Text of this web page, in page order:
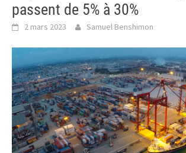
passent de 5% à 30%
2 mars 2023 Samuel Benshimon